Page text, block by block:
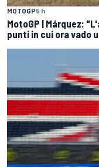
MOTOGP5 h
MotoGP | Márquez:
punti in cui ora vado